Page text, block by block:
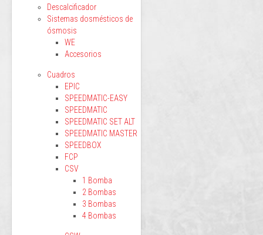
Descalcificador
Sistemas dosmésticos de
ósmosis
WE
Accesorios
Cuadros
EPIC
SPEEDMATIC-EASY
SPEEDMATIC
SPEEDMATIC SET ALT
SPEEDMATIC MASTER
SPEEDBOX
FCP
CSV
1 Bomba
2 Bombas
3 Bombas
4 Bombas